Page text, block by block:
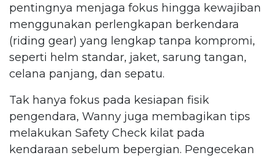
pentingnya menjaga fokus hingga kewajiban
menggunakan perlengkapan berkendara
(riding gear) yang lengkap tanpa kompromi,
seperti helm standar, jaket, sarung tangan,
celana panjang, dan sepatu.
Tak hanya fokus pada kesiapan fisik
pengendara, Wanny juga membagikan tips
melakukan Safety Check kilat pada
kendaraan sebelum bepergian. Pengecekan